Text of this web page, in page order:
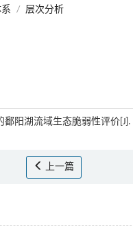
/ 层次分析
鄱阳湖流域生态脆弱性评价[J].
上一篇